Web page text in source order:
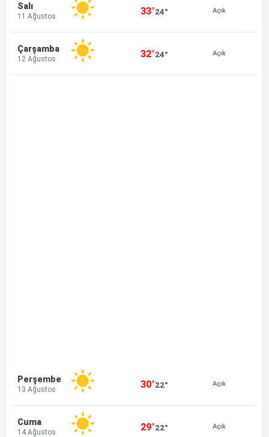
Salı
11 Ağustos 33°24° Açık
Çarşamba
12 Ağustos 32°24° Açık
Perşembe
13 Ağustos 30°22° Açık
Cuma
14 Ağustos 29°22° Açık